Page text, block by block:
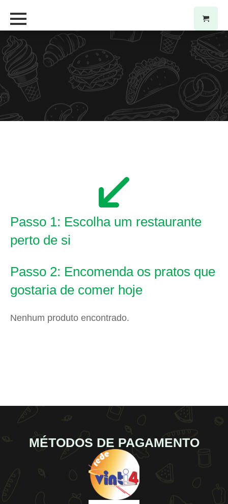
Passo 1: Escolha um restaurante
perto de si
Passo 2: Encomenda os pratos que
gostaria de comer hoje
Nenhum produto encontrado.
MÉTODOS DE PAGAMENTO